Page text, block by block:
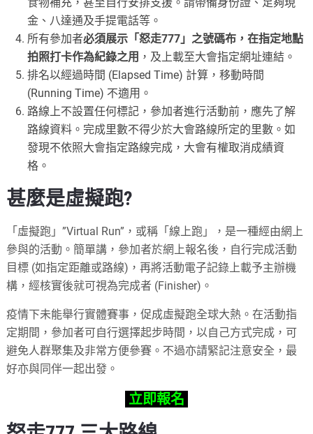
金、八達通及手提電話等。
所有參加者必須展示「怒走777」之號碼布，在指定地點
拍照打卡作為紀錄之用 ，及上載至大會指定網址連結。
排名以經過時間 (Elapsed Time) 計算，移動時間
(Running Time) 不適用。
路線上不設置任何標記，參加者進行活動前，應先了解
路線資料。完成里數不得少於大會路線所定的里數。如
發現不依照大會指定路線完成，大會有權取消成績資
格。
甚麼是虛擬跑?
「虛擬跑」”Virtual Run”，或稱「線上跑」，是一種經由網上
參與的活動。簡單講，參加者於網上報名後，自行完成活動
目標 (如指定距離或路線)，再將活動電子記錄上載予主辦機
構，經核實後就可視為完成者 (Finisher)。
疫情下未能舉行實體賽事，促成虛擬跑全球大熱。在活動指
定期間，參加者可自行選擇起步時間，以自己方式完成，可
避免人群聚集及非常方便參賽。不過亦請緊記注意安全，最
好亦與同伴一起出發。
立即報名